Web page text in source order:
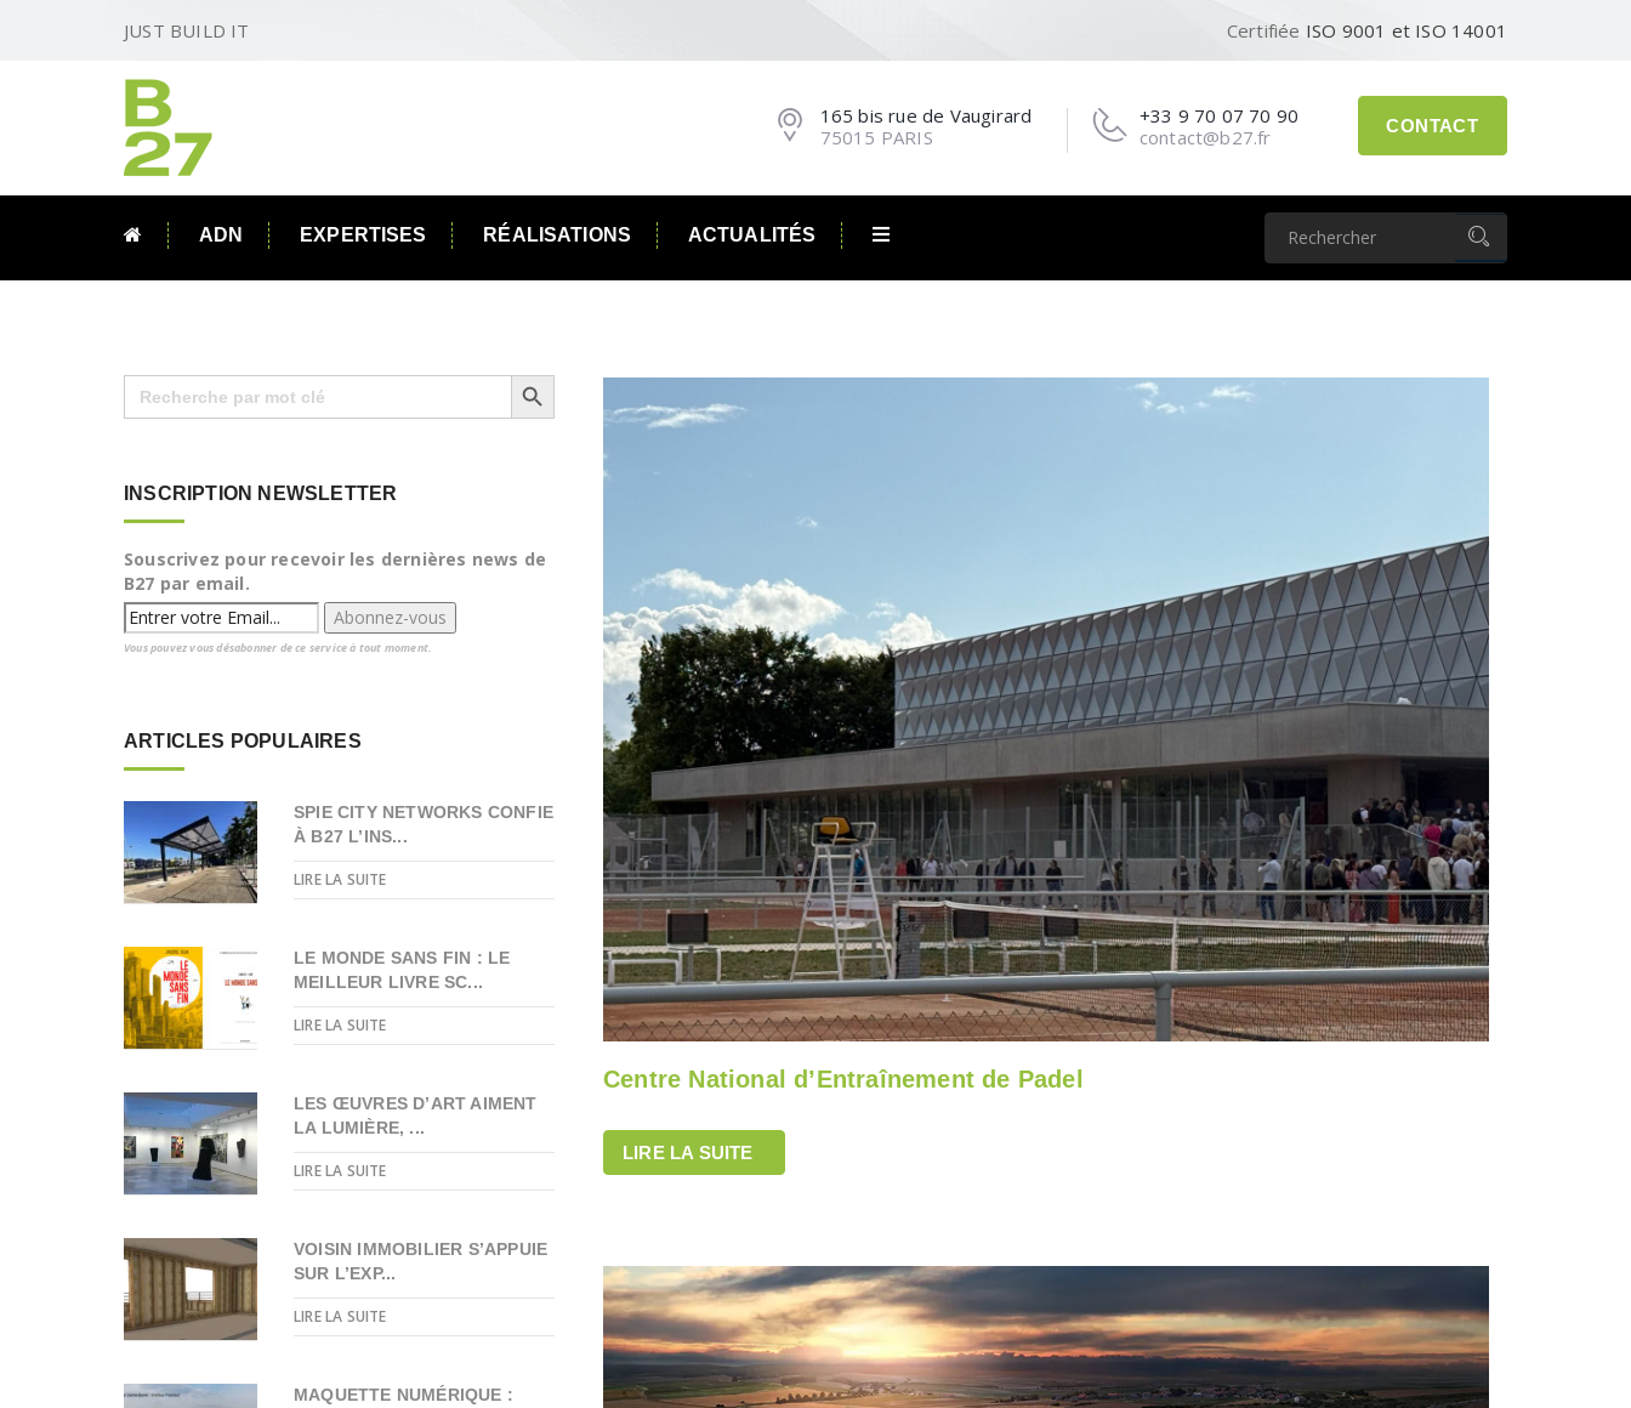
JUST BUILD IT Certifiée ISO 9001 et ISO 14001
CONTACT
+33 9 70 07 70 90
contact@b27.fr
165 bis rue de Vaugirard
75015 PARIS
ADN EXPERTISES RÉALISATIONS ACTUALITÉS
Centre National d’Entraînement de Padel
LIRE LA SUITE
Search
for:
Search Button
INSCRIPTION NEWSLETTER
Souscrivez pour recevoir les dernières news de
B27 par email.
Vous pouvez vous désabonner de ce service à tout moment.
ARTICLES POPULAIRES
SPIE CITY NETWORKS CONFIE
À B27 L’INS...
LIRE LA SUITE
LE MONDE SANS FIN : LE
MEILLEUR LIVRE SC...
LIRE LA SUITE
LES ŒUVRES D’ART AIMENT
LA LUMIÈRE, ...
LIRE LA SUITE
VOISIN IMMOBILIER S’APPUIE
SUR L’EXP...
LIRE LA SUITE
MAQUETTE NUMÉRIQUE :